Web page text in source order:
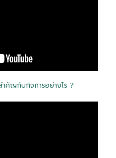
ำคัญกับกิจการอย่างไร ?